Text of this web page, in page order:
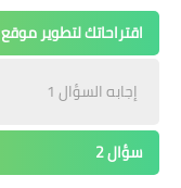
اقتراحاتك لتطوير موقع
إجابه السؤال 1
سؤال 2